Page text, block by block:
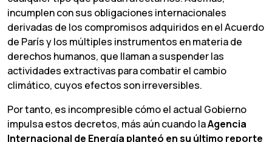
incumplen con sus obligaciones internacionales
derivadas de los compromisos adquiridos en el Acuerdo
de París y los múltiples instrumentos en materia de
derechos humanos, que llaman a suspender las
actividades extractivas para combatir el cambio
climático, cuyos efectos son irreversibles.
Por tanto, es incompresible cómo el actual Gobierno
impulsa estos decretos, más aún cuando laAgencia
Internacional de Energía planteó en su último reporte